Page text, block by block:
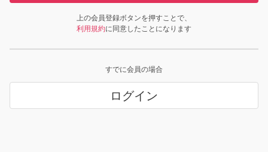
上の会員登録ボタンを押すことで、
利用規約に同意したことになります
すでに会員の場合
ログイン